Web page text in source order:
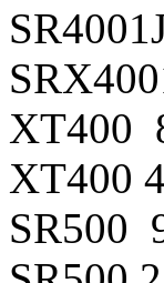
XT400
XT400
SR500